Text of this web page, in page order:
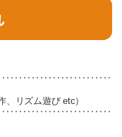
、リズム遊び etc）